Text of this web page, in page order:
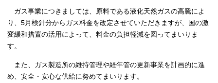
ガス事業につきましては、原料である液化天然ガスの高騰によ
り、5月検針分からガス料金を改定させていただきますが、国の激
変緩和措置の活用によって、料金の負担軽減を図ってまいりま
す。
また、ガス製造所の維持管理や経年管の更新事業を計画的に進
め、安全・安心な供給に努めてまいります。